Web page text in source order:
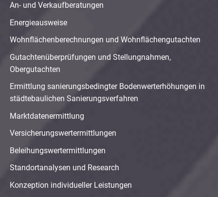
An- und Verkaufberatungen
Energieausweise
Wohnflächenberechnungen und Wohnflächengutachten
Gutachtenüberprüfungen und Stellungnahmen,
Obergutachten
Ermittlung sanierungsbedingter Bodenwerterhöhungen in
städtebaulichen Sanierungsverfahren
Marktdatenermittlung
Versicherungswertermittlungen
Beleihungswertermittlungen
Standortanalysen und Research
Konzeption individueller Leistungen